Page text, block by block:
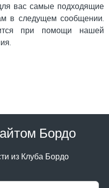
вас самые подходящие
в следущем сообщении.
при помощи нашей
Бордо
из Клуба Бордо